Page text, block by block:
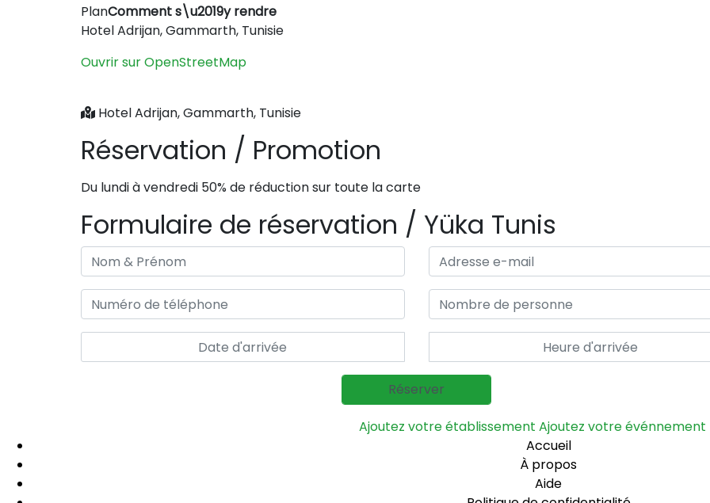
+
PlanComment s\u2019y rendre
Hotel Adrijan, Gammarth, Tunisie
Ouvrir sur OpenStreetMap
Hotel Adrijan, Gammarth, Tunisie
Réservation / Promotion
Du lundi à vendredi 50% de réduction sur toute la carte
Formulaire de réservation / Yüka Tunis
Ajoutez votre établissement Ajoutez votre événnement
Accueil
À propos
Aide